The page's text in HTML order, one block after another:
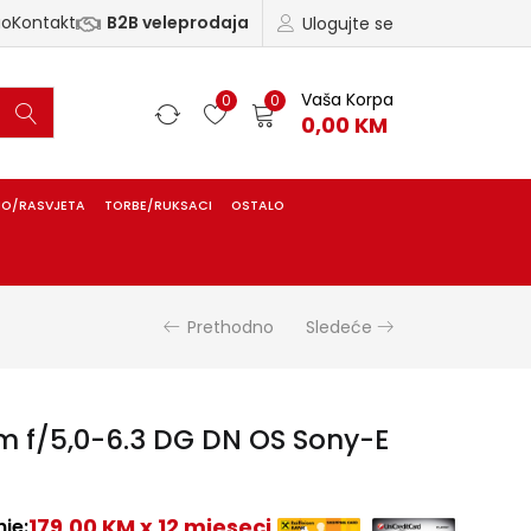
Ulogujte se
Kontakt B2B veleprodaja
0 0 Vaša Korpa
0,00 KM
RASVJETA TORBE/RUKSACI OSTALO
Prethodno Sledeće
f/5,0-6.3 DG DN OS Sony-E